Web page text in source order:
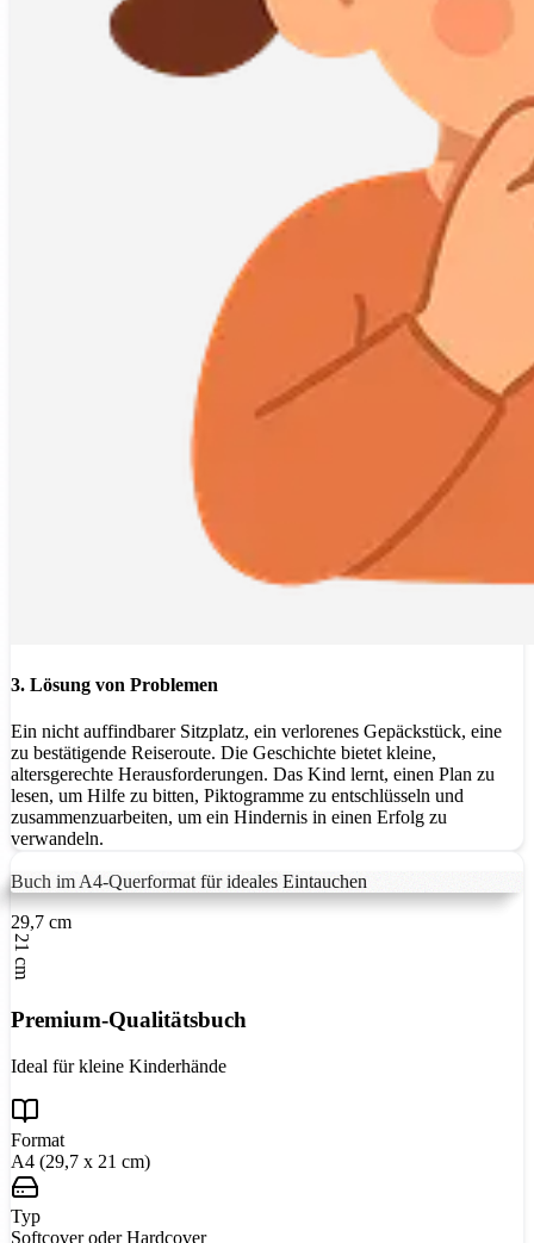
3. Lösung von Problemen
Ein nicht auffindbarer Sitzplatz, ein verlorenes Gepäckstück, eine
zu bestätigende Reiseroute. Die Geschichte bietet kleine,
altersgerechte Herausforderungen. Das Kind lernt, einen Plan zu
lesen, um Hilfe zu bitten, Piktogramme zu entschlüsseln und
zusammenzuarbeiten, um ein Hindernis in einen Erfolg zu
verwandeln.
Buch im A4-Querformat für ideales Eintauchen
29,7 cm
21 cm
Premium-Qualitätsbuch
Ideal für kleine Kinderhände
Format
A4 (29,7 x 21 cm)
Typ
Softcover oder Hardcover